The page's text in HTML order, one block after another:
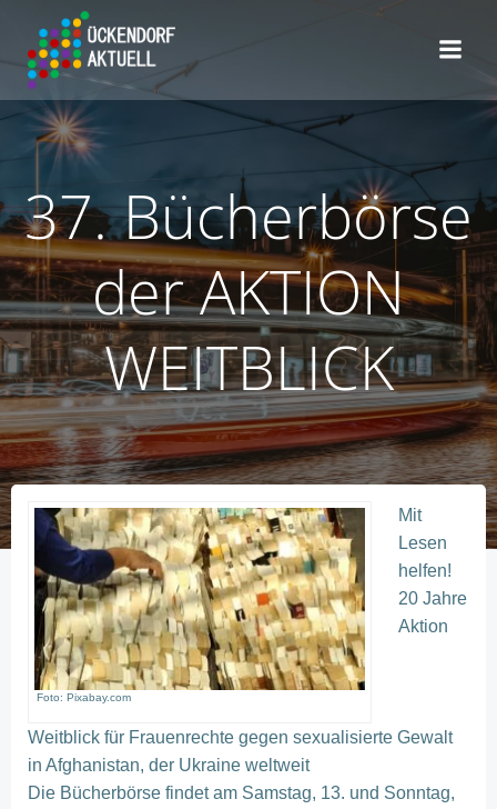
37. Bücherbörse
der AKTION
WEITBLICK
Foto: Pixabay.com
Mit
Lesen
helfen!
20 Jahre
Aktion
Weitblick für Frauenrechte gegen sexualisierte Gewalt
in Afghanistan, der Ukraine weltweit
Die Bücherbörse findet am Samstag, 13. und Sonntag,